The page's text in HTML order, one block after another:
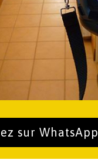
sur WhatsApp